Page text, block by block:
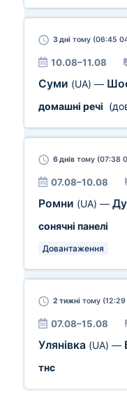
3 дні тому (06:45
10.08–11.08
Суми (UA) —
домашні речі
6 днів тому (07:38
07.08–10.08
Ромни (UA) —
сонячні панелі
Довантаження
2 тижні тому
07.08–15.08
Улянівка (UA) —
тнс